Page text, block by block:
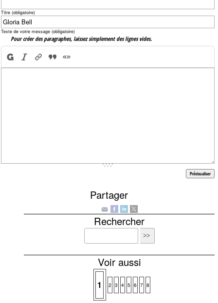
Titre (obligatoire)
Texte de votre message (obligatoire)
Pour créer des paragraphes, laissez simplement des lignes vides.
Partager
Rechercher
Voir aussi
1 2 3 4 5 6 7 8